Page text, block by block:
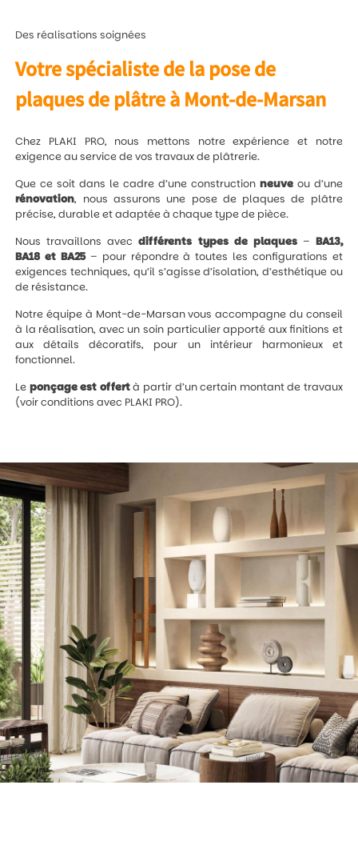
Des réalisations soignées
Votre spécialiste de la pose de
plaques de plâtre à Mont-de-Marsan
Chez PLAKI PRO, nous mettons notre expérience et notre
exigence au service de vos travaux de plâtrerie.
Que ce soit dans le cadre d’une construction neuveou d’une
rénovation, nous assurons une pose de plaques de plâtre
précise, durable et adaptée à chaque type de pièce.
Nous travaillons avecdifférents types de plaques– BA13,
BA18 et BA25– pour répondre à toutes les configurations et
exigences techniques, qu’il s’agisse d’isolation, d’esthétique ou
de résistance.
Notre équipe à Mont-de-Marsan vous accompagne du conseil
à la réalisation, avec un soin particulier apporté aux finitions et
aux détails décoratifs, pour un intérieur harmonieux et
fonctionnel.
Le ponçage est offertà partir d’un certain montant de travaux
(voir conditions avec PLAKI PRO).